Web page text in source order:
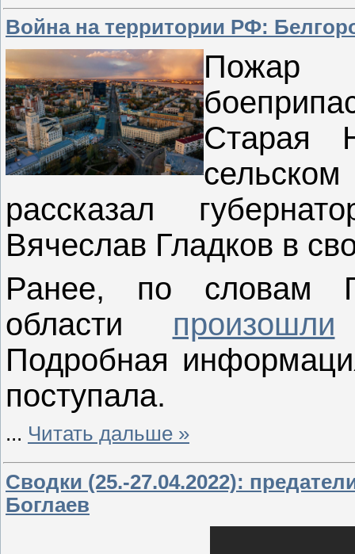
Война на территории РФ:
Пожар
Старая
рассказал
Вячеслав Гладков в
Ранее, по словам
области произошли
Подробная
поступала.
... Читать дальше »
Сводки (25.-27.04.2022):
Боглаев